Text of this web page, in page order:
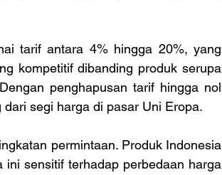
tarif antara 4% hingga 20%, yang
kompetitif dibanding produk serupa
penghapusan tarif hingga nol
segi harga di pasar Uni Eropa.
permintaan. Produk Indonesia
sensitif terhadap perbedaan harga